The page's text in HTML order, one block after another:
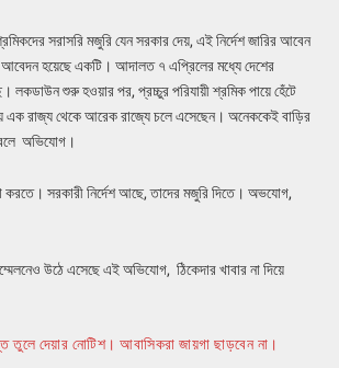
সরাসরি মজুরি যেন সরকার দেয়, এই নির্দেশ জারির আবেন
আবেদন হয়েছে একটি। আদালত ৭ এপ্রিলের মধ্যে দেশের
লকডাউন শুরু হওয়ার পর, প্রচ্চুর পরিযায়ী শ্রমিক পায়ে হেঁটে
এক রাজ্য থেকে আরেক রাজ্যে চলে এসেছেন। অনেককেই বাড়ির
বলে অভিযোগ।
করতে। সরকারী নির্দেশ আছে, তাদের মজুরি দিতে। অভযোগ,
উঠে এসেছে এই অভিযোগ, ঠিকেদার খাবার না দিয়ে
তুলে দেয়ার নোটিশ। আবাসিকরা জায়গা ছাড়বেন না।